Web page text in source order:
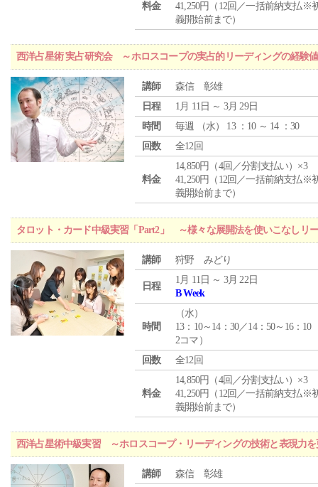
料金
41,250円（12回／一括前納支払※
義開始前まで）
西洋占星術 実占研究会 ～ホロスコープの実占的リーディングの経験
講師
森信 彰雄
日程
1月 11日 ～ 3月 29日
時間
毎週 （水） 13 ：10 ～ 14 ：30
回数
全12回
料金
14,850円（4回／分割支払い）×3
41,250円（12回／一括前納支払※
義開始前まで）
タロット・カード中級実習「Part2」 ～様々な展開法を使いこなしリ
講師 狩野 みどり
日程
1月 11日 ～ 3月 22日
B Week
時間
（水）
13：10～14：30／14：50～16：10
2コマ）
回数
全12回
料金
14,850円（4回／分割支払い）×3
41,250円（12回／一括前納支払※
義開始前まで）
西洋占星術中級実習 ～ホロスコープ・リーディングの技術と表現力
講師
森信 彰雄